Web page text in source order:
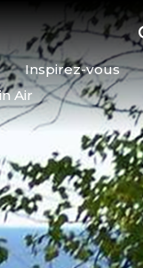
Inspirez-vous
Air